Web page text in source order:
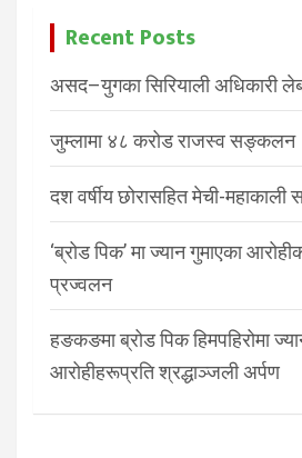
Recent Posts
असद–युगका सिरियाली अधिकारी
जुम्लामा ४८ करोड राजस्व सङ्कलन
दश वर्षीय छोरासहित मेची-महाकाली
‘ब्रोड पिक’ मा ज्यान गुमाएका
प्रज्वलन
हङकङमा ब्रोड पिक हिमपहिरोमा
आरोहीहरूप्रति श्रद्धाञ्जली अर्पण